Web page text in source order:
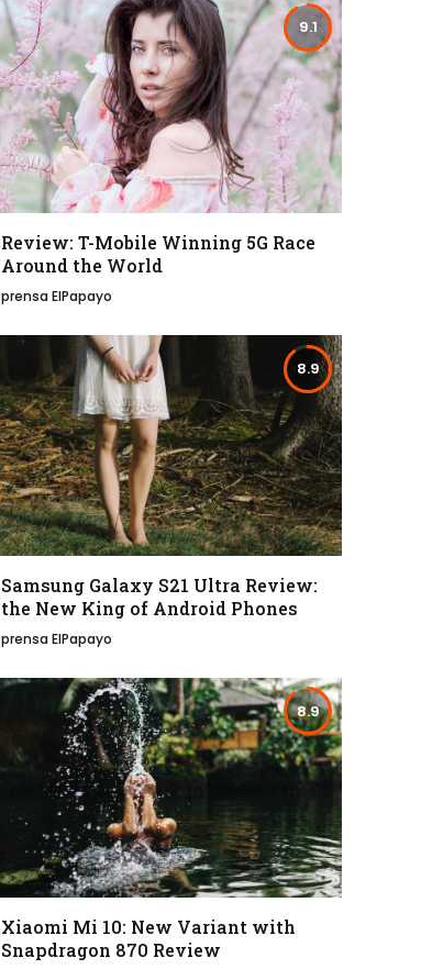
9.1
Review: T-Mobile Winning 5G Race
Around the World
prensa ElPapayo
8.9
Samsung Galaxy S21 Ultra Review:
the New King of Android Phones
prensa ElPapayo
8.9
Xiaomi Mi 10: New Variant with
Snapdragon 870 Review